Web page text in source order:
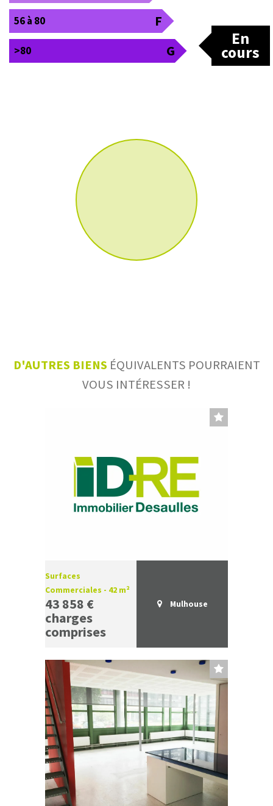
En
cours
56 à 80 F
>80 G
D'AUTRES BIENS ÉQUIVALENTS POURRAIENT
VOUS INTÉRESSER !
Surfaces
Commerciales - 42 m²
43 858 €
charges
comprises
Mulhouse